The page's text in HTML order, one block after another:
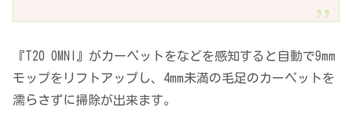
『T20 OMNI』がカーペットをなどを感知すると自動で9mm
モップをリフトアップし、4mm未満の毛足のカーペットを
濡らさずに掃除が出来ます。